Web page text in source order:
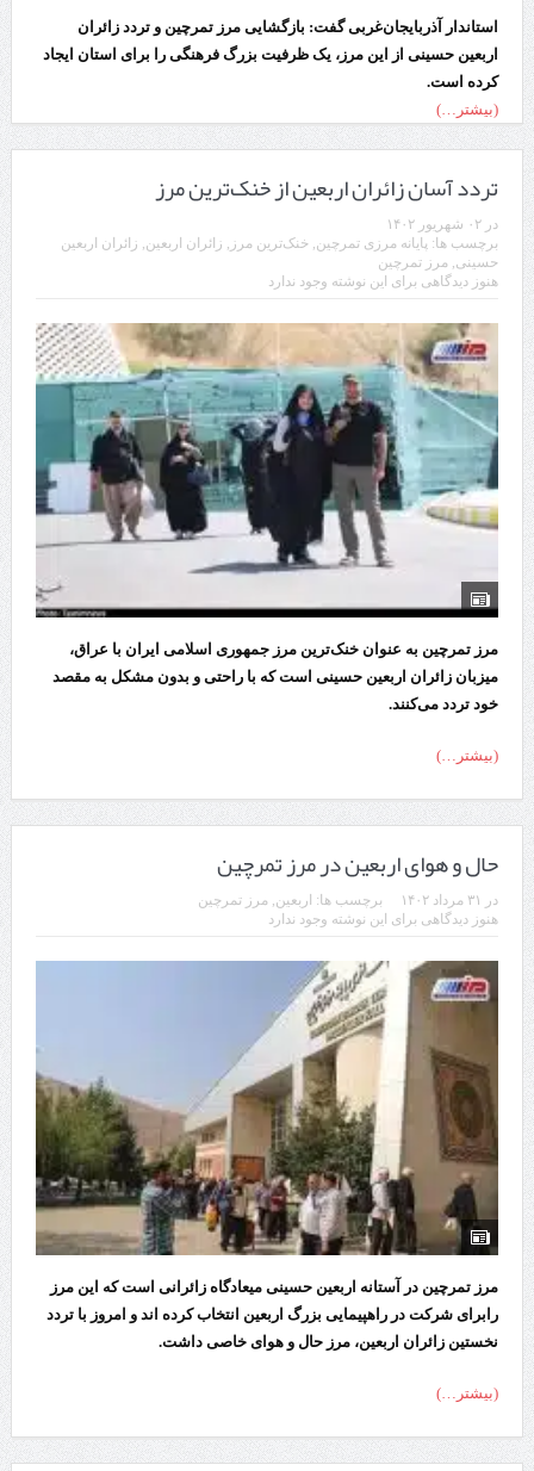
استاندار آذربایجان‌غربی گفت: بازگشایی مرز تمرچین و تردد زائران
اربعین حسینی از این مرز، یک ظرفیت بزرگ فرهنگی را برای استان ایجاد
کرده است.
(بیشتر…)
تردد آسان ‌زائران اربعین از خنک‌ترین مرز
در ۰۲ شهریور ۱۴۰۲
برچسب ها: پایانه مرزی تمرچین خنک‌ترین مرز زائران اربعین زائران اربعین
حسینی مرز تمرچین
هنوز دیدگاهی برای این نوشته وجود ندارد
مرز تمرچین به عنوان خنک‌ترین مرز جمهوری اسلامی ایران با عراق،
میزبان زائران اربعین حسینی است که با راحتی و بدون مشکل به مقصد
خود تردد می‌کنند.
(بیشتر…)
حال و هوای اربعین در مرز تمرچین
در ۳۱ مرداد ۱۴۰۲ برچسب ها: اربعین مرز تمرچین
هنوز دیدگاهی برای این نوشته وجود ندارد
مرز تمرچین در آستانه اربعین حسینی میعادگاه زائرانی است که این مرز
رابرای شرکت در راهپیمایی بزرگ اربعین انتخاب کرده‌ اند و امروز با تردد
نخستین زائران اربعین، مرز حال و هوای خاصی داشت.
(بیشتر…)